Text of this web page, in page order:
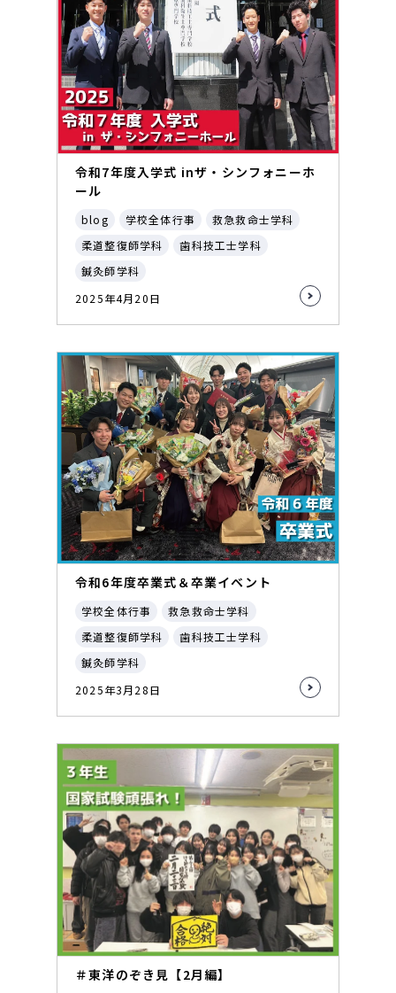
令和7年度入学式 inザ・シンフォニーホ
ール
blog 学校全体行事
救急救命士学科
柔道整復師学科
歯科技工士学科
鍼灸師学科
2025年4月20日
令和6年度卒業式＆卒業イベント
学校全体行事
救急救命士学科
柔道整復師学科
歯科技工士学科
鍼灸師学科
2025年3月28日
＃東洋のぞき見【2月編】